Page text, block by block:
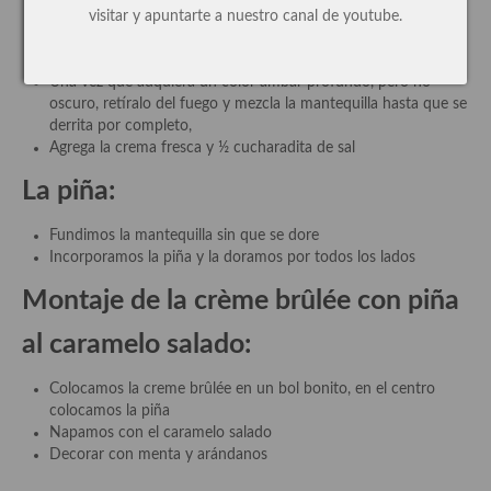
Cocina de Guatemala
Cocina Ecuatoriana
Cocina Jamaicana
Cocina Mexicana
Cocina peruana
Cocina de Oriente Medio
Cocina israelí
Cocina Armenia
Cocina Siria
Una vez que adquiera un color ámbar profundo, pero no
oscuro, retíralo del fuego y mezcla la mantequilla hasta que se
derrita por completo,
Agrega la crema fresca y ½ cucharadita de sal
La piña:
Fundimos la mantequilla sin que se dore
Incorporamos la piña y la doramos por todos los lados
Montaje de la crème brûlée con piña
al caramelo salado:
Colocamos la creme brûlée en un bol bonito, en el centro
colocamos la piña
Napamos con el caramelo salado
Decorar con menta y arándanos
visitar y apuntarte a nuestro canal de youtube.